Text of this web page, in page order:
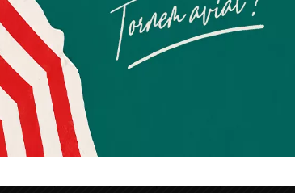
h, es podrà gaudir de la tradicional
de Sant Vicenç de Sarrià feta pels
d’art naturals i efímeres. Antigament,
de la processó, a excepció dels que
l’usuari crea un compte al Diari el Jardí, dona el seu
consentiment explícit per rebre comunicacions
informatives relacionades amb el servei. Aquest
consentiment pot ser revocat en qualsevol moment
l’enllaç de baixa present a tots els correus.